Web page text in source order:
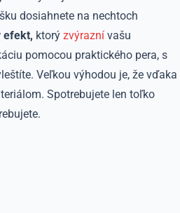
dosiahnete na nechtoch
efekt, ktorýzvýraznívašu
pomocou praktického pera, s
Veľkou výhodou je, že vďaka
Spotrebujete len toľko